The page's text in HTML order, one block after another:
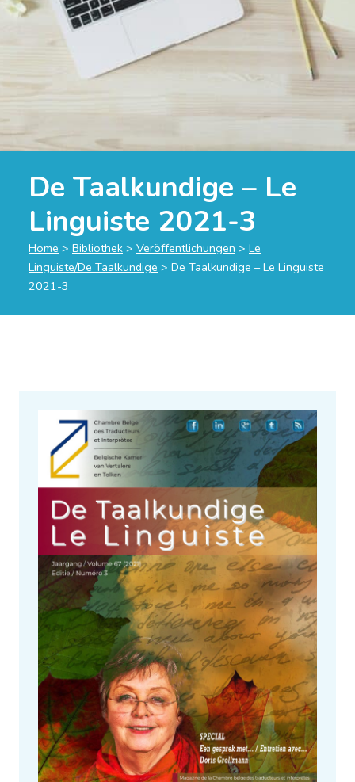
De Taalkundige – Le
Linguiste 2021-3
Home > Bibliothek > Veröffentlichungen > Le
Linguiste/De Taalkundige > De Taalkundige – Le Linguiste
2021-3